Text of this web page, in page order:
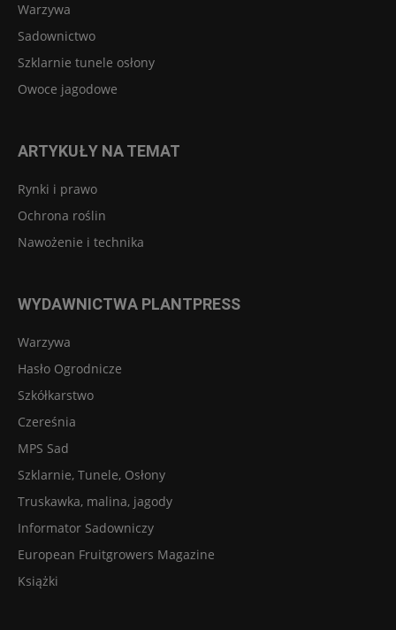
Warzywa
Sadownictwo
Szklarnie tunele osłony
Owoce jagodowe
ARTYKUŁY NA TEMAT
Rynki i prawo
Ochrona roślin
Nawożenie i technika
WYDAWNICTWA PLANTPRESS
Warzywa
Hasło Ogrodnicze
Szkółkarstwo
Czereśnia
MPS Sad
Szklarnie, Tunele, Osłony
Truskawka, malina, jagody
Informator Sadowniczy
European Fruitgrowers Magazine
Książki